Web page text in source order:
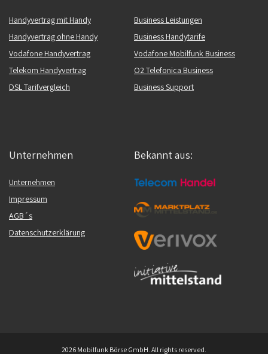
Handyvertrag mit Handy
Handyvertrag ohne Handy
Vodafone Handyvertrag
Telekom Handyvertrag
DSL Tarifvergleich
Business Leistungen
Business Handytarife
Vodafone Mobilfunk Business
O2 Telefonica Business
Business Support
Unternehmen
Unternehmen
Impressum
AGB´s
Datenschutzerklärung
Bekannt aus:
2026 Mobilfunk Börse GmbH. All rights reserved.